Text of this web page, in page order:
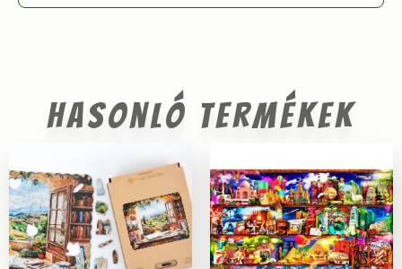
Hasonló termékek